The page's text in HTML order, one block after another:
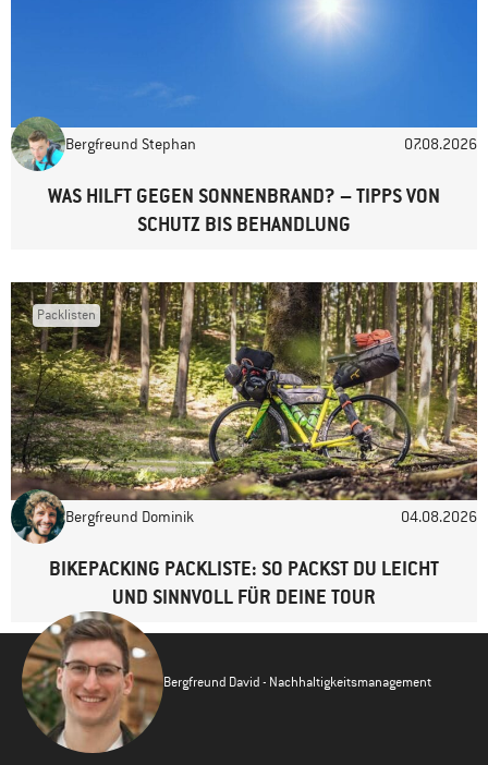
Website
Bergfreund Stephan 07.08.2026
WAS HILFT GEGEN SONNENBRAND? – TIPPS VON
SCHUTZ BIS BEHANDLUNG
Packlisten
Bergfreund Dominik 04.08.2026
BIKEPACKING PACKLISTE: SO PACKST DU LEICHT
UND SINNVOLL FÜR DEINE TOUR
Bergfreund David - Nachhaltigkeitsmanagement